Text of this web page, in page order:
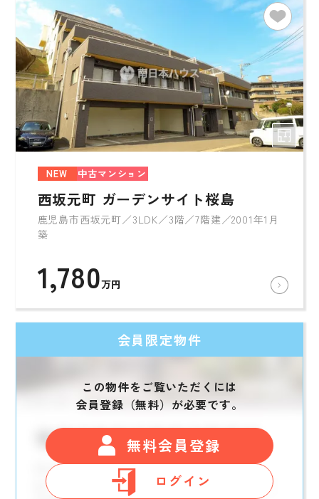
NEW 中古マンション
西坂元町 ガーデンサイト桜島
鹿児島市西坂元町／3LDK／3階／7階建／2001年1月
築
1,780万円
会員限定物件
この物件をご覧いただくには
会員登録（無料）が必要です。
無料会員登録
ログイン